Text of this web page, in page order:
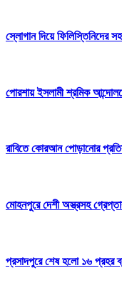
স্লোগান দিয়ে ফিলিস্তিনিদের
পোরশায় ইসলামী শ্রমিক
রাবিতে কোরআন পোড়ানোর
মোহনপুরে দেশী অস্ত্রসহ
প্রসাদপুরে শেষ হলো ১৬ প্রহর